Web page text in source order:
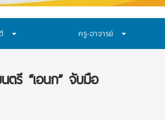
ครู-อาจารย์
ตรี “เอนก” จับมือ